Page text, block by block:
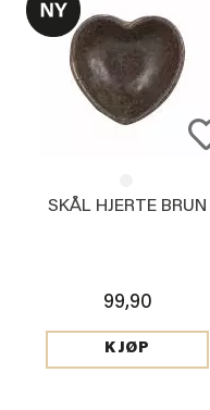
SKÅL HJERTE BRUN
99,90
KJØP